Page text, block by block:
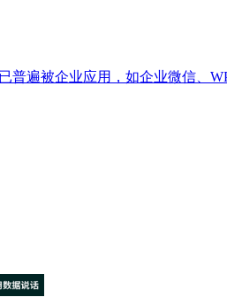
遍被企业应用，如企业微信、